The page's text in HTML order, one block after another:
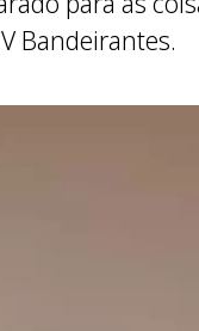
Bandeirantes.